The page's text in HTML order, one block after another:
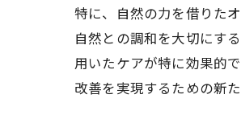
特に、自然の力を借りた
自然との調和を大切にす
用いたケアが特に効果的
改善を実現するための新